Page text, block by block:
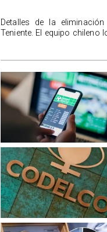
Detalles de la
Teniente. El equipo chileno